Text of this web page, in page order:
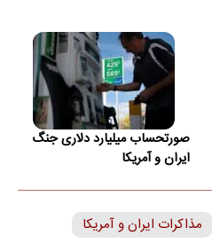
صورتحساب میلیارد دلاری جنگ
ایران و آمریکا
مذاکرات ایران و آمریکا